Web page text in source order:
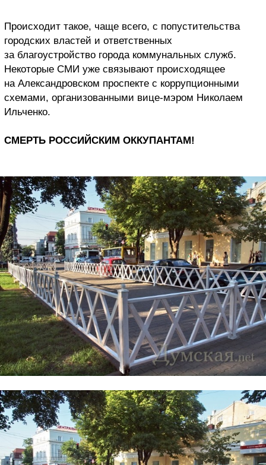
Происходит такое, чаще всего, с попустительства
городских властей и ответственных
за благоустройство города коммунальных служб.
Некоторые СМИ уже связывают происходящее
на Александровском проспекте с коррупционными
схемами, организованными вице-мэром Николаем
Ильченко.
СМЕРТЬ РОССИЙСКИМ ОККУПАНТАМ!